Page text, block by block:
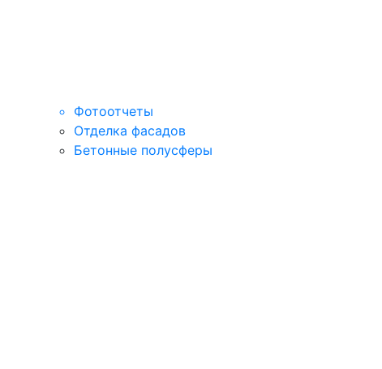
Фотоотчеты
Отделка фасадов
Бетонные полусферы